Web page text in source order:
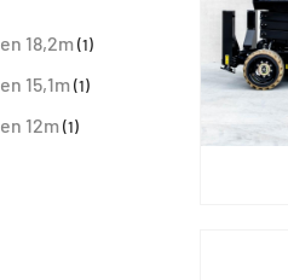
18,2m(1)
15,1m(1)
12m(1)